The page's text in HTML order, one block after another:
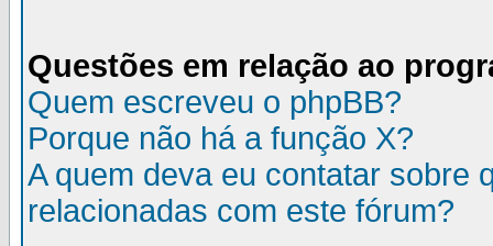
Questões em relação ao
Quem escreveu o phpBB?
Porque não há a função X?
A quem deva eu contatar sobre
relacionadas com este fórum?